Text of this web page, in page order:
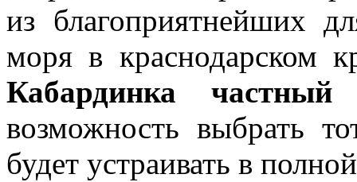
из благоприятнейших
моря в краснодарском
Кабардинка частный
возможность выбрать
будет устраивать в